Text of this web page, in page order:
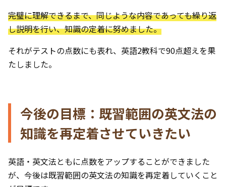
完璧に理解できるまで、同じような内容であっても繰り返
し説明を行い、知識の定着に努めました。
それがテストの点数にも表れ、英語2教科で90点超えを果
たしました。
今後の目標：既習範囲の英文法の
知識を再定着させていきたい
英語・英文法ともに点数をアップすることができました
が、今後は既習範囲の英文法の知識を再定着していくこと